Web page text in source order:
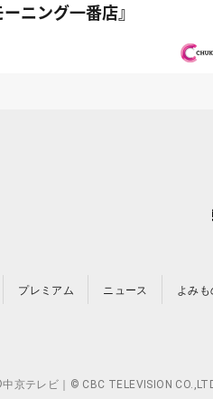
ーニング一番店』
プレミアム ニュース よみも
京テレビ｜© CBC TELEVISION